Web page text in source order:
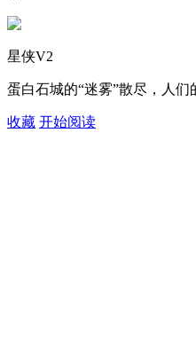
星侠V2
蛋白石城的“迷雾”散尽，人
收藏 开始阅读